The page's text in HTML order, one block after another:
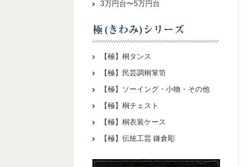
3万円台〜5万円台
【極】桐タンス
【極】民芸調桐箪笥
【極】ソーイング・小物・その他
【極】桐チェスト
【極】桐衣装ケース
【極】伝統工芸 鎌倉彫